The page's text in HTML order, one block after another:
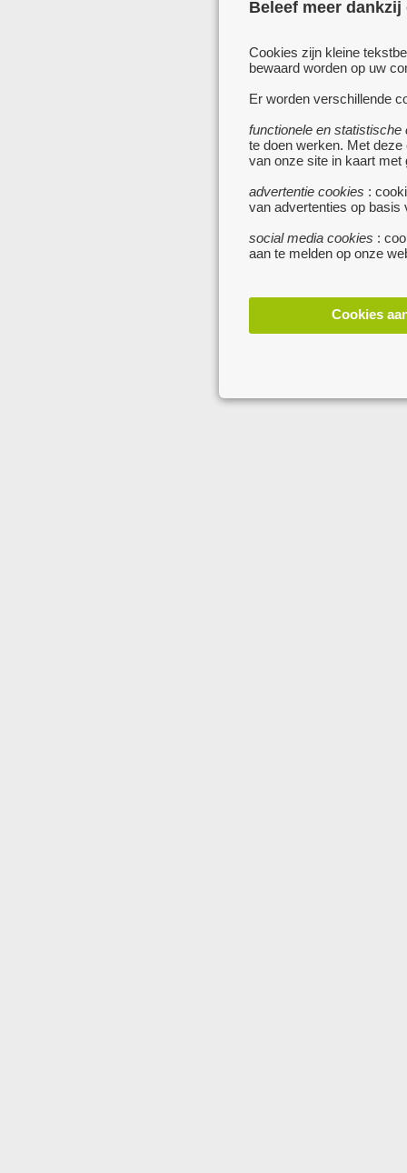
Beleef meer
Cookies zijn kleine
bewaard worden op uw
Er worden verschillende
functionele en statistische
te doen werken. Met
van onze site in kaart met
advertentie cookies :
van advertenties op basis
social media cookies :
aan te melden op onze
Cookies